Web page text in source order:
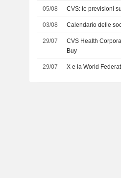
05/08 CVS: le previsioni
03/08 Calendario delle
29/07
CVS Health
Buy
29/07 X e la World